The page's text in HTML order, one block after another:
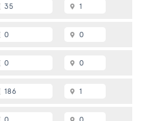
35 1
0 0
0 0
186 1